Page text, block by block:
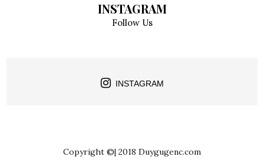
INSTAGRAM
Follow Us
INSTAGRAM
Copyright ©| 2018 Duygugenc.com